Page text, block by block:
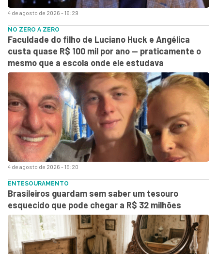
4 de agosto de 2026 - 16:29
4 de agosto de 2026 - 15:20
NO ZERO A ZERO
Faculdade do filho de Luciano Huck e Angélica
custa quase R$ 100 mil por ano — praticamente o
mesmo que a escola onde ele estudava
ENTESOURAMENTO
Brasileiros guardam sem saber um tesouro
esquecido que pode chegar a R$ 32 milhões